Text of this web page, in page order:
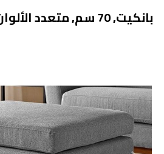
بانكيت, 70 سم, متعدد الألوان - KM-EG147-58